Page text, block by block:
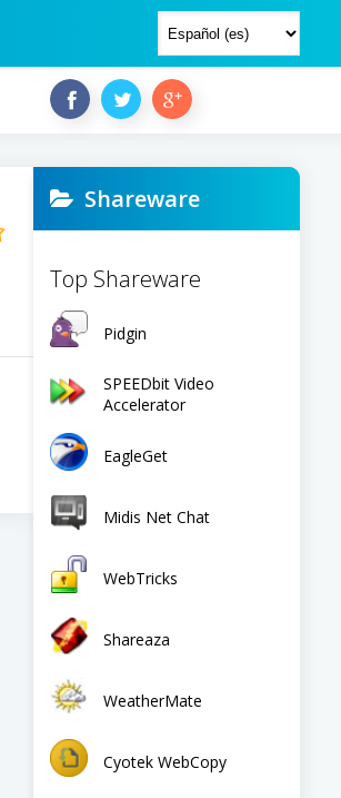
Shareware
Top Shareware
Pidgin
SPEEDbit Video
Accelerator
EagleGet
Midis Net Chat
WebTricks
Shareaza
WeatherMate
Cyotek WebCopy